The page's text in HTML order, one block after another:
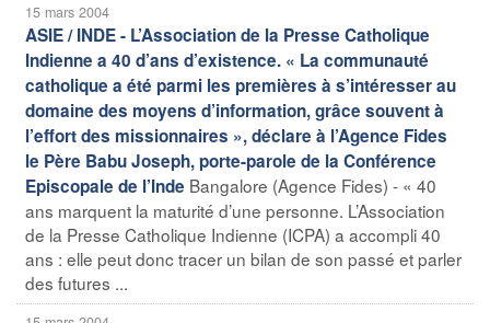
15 mars 2004
ASIE / INDE - L’Association de la Presse Catholique
Indienne a 40 d’ans d’existence. « La communauté
catholique a été parmi les premières à s’intéresser au
domaine des moyens d’information, grâce souvent à
l’effort des missionnaires », déclare à l’Agence Fides
le Père Babu Joseph, porte-parole de la Conférence
Episcopale de l’Inde Bangalore (Agence Fides) - « 40
ans marquent la maturité d’une personne. L’Association
de la Presse Catholique Indienne (ICPA) a accompli 40
ans : elle peut donc tracer un bilan de son passé et parler
des futures ...